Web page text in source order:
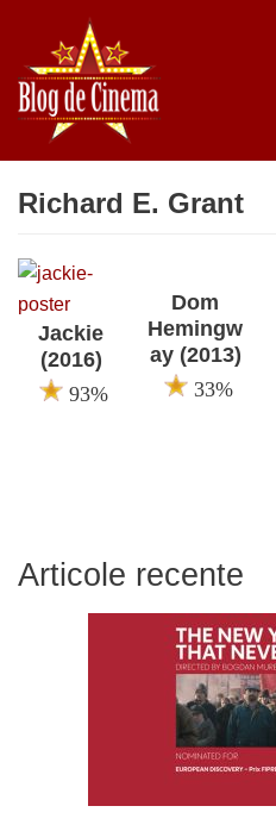
Sari
la
conținut
Richard E. Grant
Jackie
(2016)
93%
Dom
Hemingw
ay (2013)
33%
Articole recente